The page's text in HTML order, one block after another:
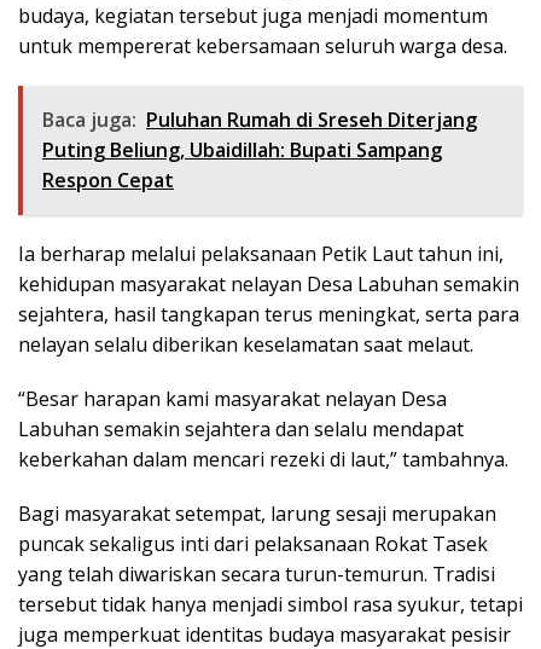
budaya, kegiatan tersebut juga menjadi momentum
untuk mempererat kebersamaan seluruh warga desa.
Baca juga: Puluhan Rumah di Sreseh Diterjang
Puting Beliung, Ubaidillah: Bupati Sampang
Respon Cepat
Ia berharap melalui pelaksanaan Petik Laut tahun ini,
kehidupan masyarakat nelayan Desa Labuhan semakin
sejahtera, hasil tangkapan terus meningkat, serta para
nelayan selalu diberikan keselamatan saat melaut.
“Besar harapan kami masyarakat nelayan Desa
Labuhan semakin sejahtera dan selalu mendapat
keberkahan dalam mencari rezeki di laut,” tambahnya.
Bagi masyarakat setempat, larung sesaji merupakan
puncak sekaligus inti dari pelaksanaan Rokat Tasek
yang telah diwariskan secara turun-temurun. Tradisi
tersebut tidak hanya menjadi simbol rasa syukur, tetapi
juga memperkuat identitas budaya masyarakat pesisir